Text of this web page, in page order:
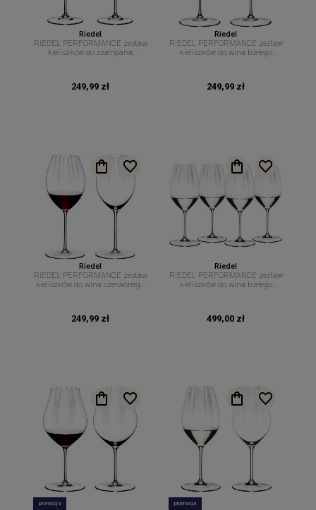
Riedel
RIEDEL PERFORMANCE zestaw
kieliszków do szampana
249,99 zł
Riedel
RIEDEL PERFORMANCE zestaw
kieliszków do wina białego
249,99 zł
Riedel
RIEDEL PERFORMANCE zestaw
kieliszków do wina czerwonego
249,99 zł
Riedel
RIEDEL PERFORMANCE zestaw
kieliszków do wina białego
499,00 zł
promocja promocja